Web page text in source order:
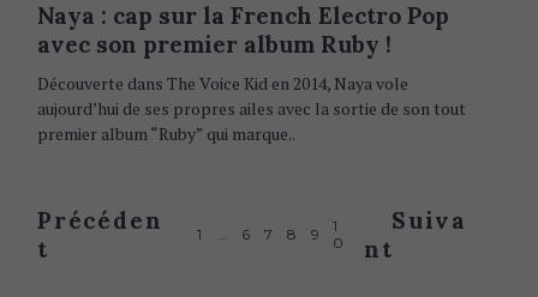
T
G
R
E
S
Naya : cap sur la French Electro Pop
avec son premier album Ruby !
Découverte dans The Voice Kid en 2014, Naya vole
aujourd’hui de ses propres ailes avec la sortie de son tout
premier album “Ruby” qui marque..
P
o
Précéden
t
1 … 6 7 8 9
1
0
Suiva
nt